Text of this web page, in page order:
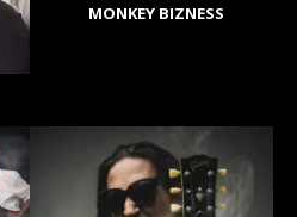
MONKEY BIZNESS